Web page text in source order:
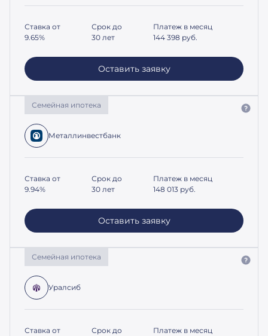
Ставка от
9.65%
Срок до
30 лет
Платеж в месяц
144 398 руб.
Оставить заявку
Семейная ипотека
Металлинвестбанк
Ставка от
9.94%
Срок до
30 лет
Платеж в месяц
148 013 руб.
Оставить заявку
Семейная ипотека
Уралсиб
Ставка от
Срок до
Платеж в месяц